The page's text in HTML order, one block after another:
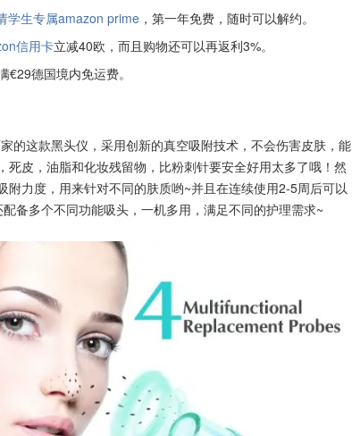
学生专属amazon prime ，第一年免费，随时可以解约。
信用卡立减40欧，而且购物还可以再返利3%。
€29德国境内免运费。
的这款黑头仪，采用创新的真空吸附技术，不会伤害皮肤，能
死皮，油脂和化妆残留物，比粉刺针要安全好用太多了哦！然
附力度，用来针对不同的肤质哟~并且在连续使用2-5周后可以
备多个不同功能吸头，一机多用，满足不同的护理需求~